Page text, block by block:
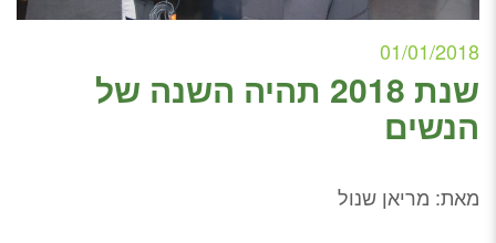
01/01/2018
שנת 2018 תהיה השנה של
הנשים
מאת: מריאן שנול